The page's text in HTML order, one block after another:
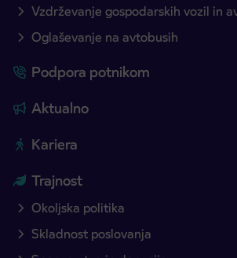
Vzdrževanje gospodarskih vozil in
Oglaševanje na avtobusih
Podpora potnikom
Aktualno
Kariera
Trajnost
Okoljska politika
Skladnost poslovanja